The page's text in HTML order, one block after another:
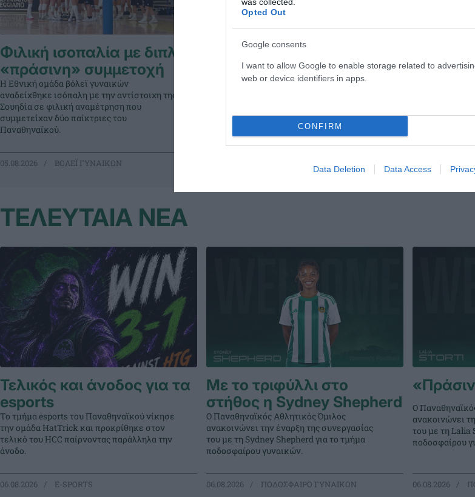
Opted Out
Google consents
I want to allow Google to enable storage related to
web or device identifiers in apps.
CONFIRM
Data Deletion Data Access
Φιλική ισοπαλία με διπλή
«πράσινη» συμμετοχή
Η Εθνική ομάδα βόλεϊ γυναικών
αναδείχθηκε ισόπαλη με την αντίστοιχη της
Σουηδία σε φιλική αναμέτρηση που
συμμετείχαν δύο παίκτριες του
Παναθηναϊκού.
05.08.2026 ΒΟΛΕΪ ΓΥΝΑΙΚΩΝ
Τα φιλικά του βόλεϊ
γυναικών
Η
League
21.07.2026
ΤΕΛΕΥΤΑΙΑ ΝΕΑ
Τελικός και άνοδος για τα
esports
Το τμήμα esports του Παναθηναϊκού νίκησε
την ομάδα HatTrick και προκρίθηκε στον
τελικό του HCC παίρνοντας παράλληλα την
άνοδο.
06.08.2026 E-SPORTS
Με το τριφύλλι στο
στήθος η Sydney Shepherd
Ο Παναθηναϊκός Αθλητικός Όμιλος
ανακοινώνει την έναρξη της συνεργασίας
του με τη Sydney Shepherd για το τμήμα
ποδοσφαίρου γυναικών.
06.08.2026 ΠΟΔΟΣΦΑΙΡΟ ΓΥΝΑΙΚΩΝ
Ο
ανακοινώνει
του με τη Lalia
ποδοσφαίρου
06.08.2026